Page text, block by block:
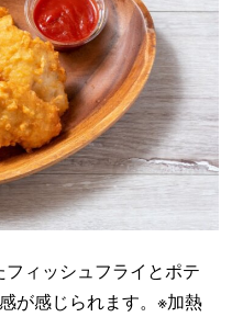
ィッシュフライとポテ
が感じられます。※加熱